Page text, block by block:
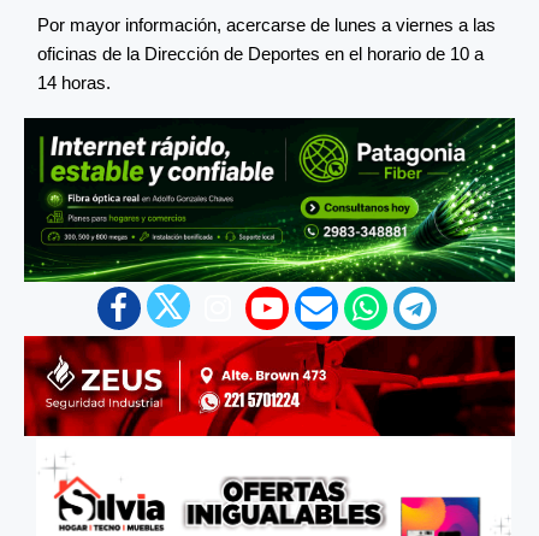
Por mayor información, acercarse de lunes a viernes a las
oficinas de la Dirección de Deportes en el horario de 10 a
14 horas.